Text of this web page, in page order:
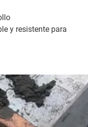
y resistente para